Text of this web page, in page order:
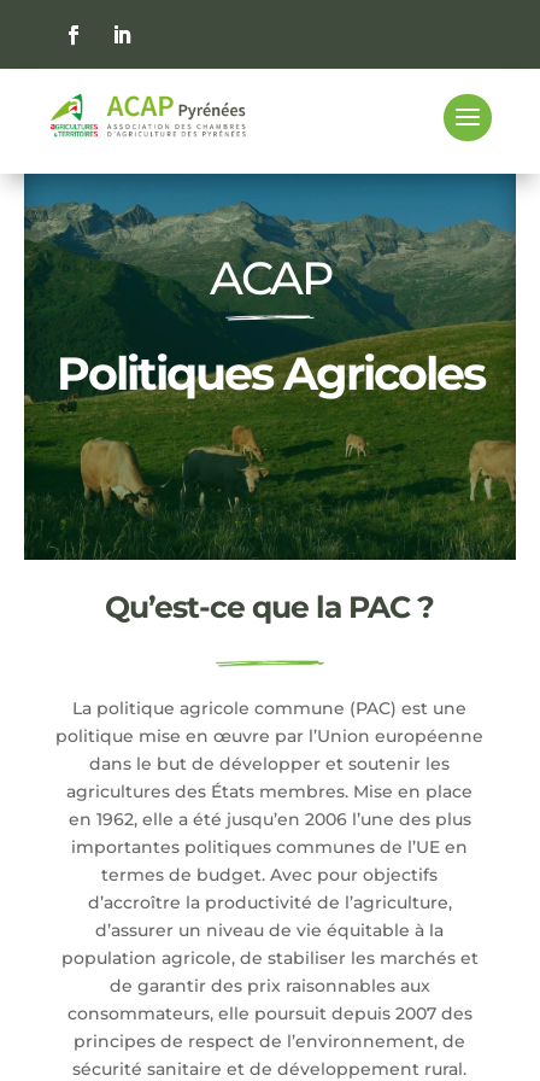
ACAP
Politiques Agricoles
Qu’est-ce que la PAC ?
La politique agricole commune (PAC) est une
politique mise en œuvre par l’Union européenne
dans le but de développer et soutenir les
agricultures des États membres. Mise en place
en 1962, elle a été jusqu’en 2006 l’une des plus
importantes politiques communes de l’UE en
termes de budget. Avec pour objectifs
d’accroître la productivité de l’agriculture,
d’assurer un niveau de vie équitable à la
population agricole, de stabiliser les marchés et
de garantir des prix raisonnables aux
consommateurs, elle poursuit depuis 2007 des
principes de respect de l’environnement, de
sécurité sanitaire et de développement rural.